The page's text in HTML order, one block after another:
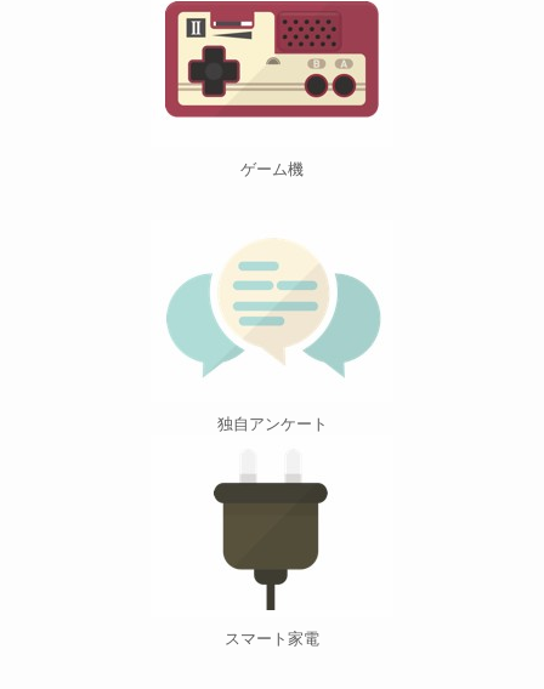
ゲーム機
独自アンケート
スマート家電